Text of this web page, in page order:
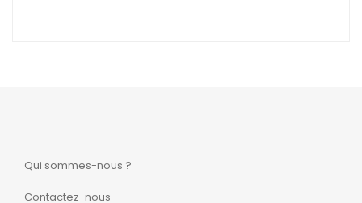
Qui sommes-nous ?
Contactez-nous